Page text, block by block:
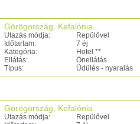
Görögország, Kefalónia
Utazás módja:
Repülővel
Időtartam:
7 éj
Kategória:
Hotel **
Ellátás:
Önellátás
Típus:
Üdülés - nyaralás
Görögország, Kefalónia
Utazás módja:
Repülővel